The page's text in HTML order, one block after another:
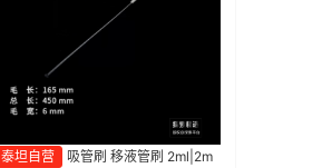
泰坦自营
吸管刷 移液管刷 2ml|2m